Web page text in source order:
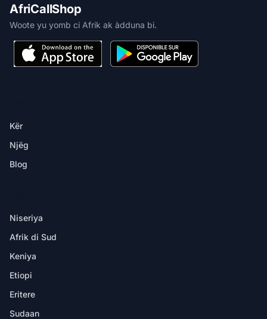
AfriCallShop
Woote yu yomb ci Afrik ak àdduna bi.
Kër
Njëg
Blog
Niseriya
Afrik di Sud
Keniya
Etiopi
Eritere
Sudaan